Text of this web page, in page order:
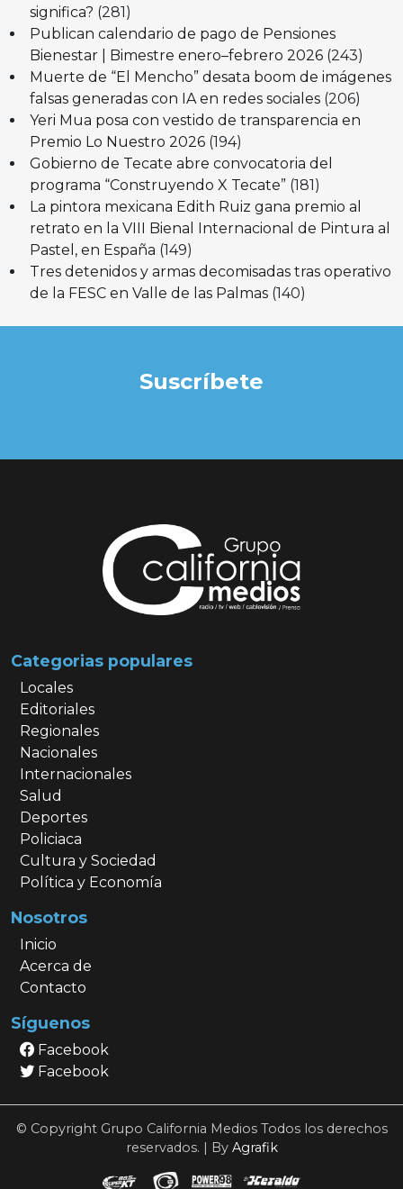
significa? (281)
Publican calendario de pago de Pensiones
Bienestar | Bimestre enero–febrero 2026 (243)
Muerte de “El Mencho” desata boom de imágenes
falsas generadas con IA en redes sociales (206)
Yeri Mua posa con vestido de transparencia en
Premio Lo Nuestro 2026 (194)
Gobierno de Tecate abre convocatoria del
programa “Construyendo X Tecate” (181)
La pintora mexicana Edith Ruiz gana premio al
retrato en la VIII Bienal Internacional de Pintura al
Pastel, en España (149)
Tres detenidos y armas decomisadas tras operativo
de la FESC en Valle de las Palmas (140)
Suscríbete
Categorias populares
Locales
Editoriales
Regionales
Nacionales
Internacionales
Salud
Deportes
Policiaca
Cultura y Sociedad
Política y Economía
Nosotros
Inicio
Acerca de
Contacto
Síguenos
Facebook
Facebook
© Copyright Grupo California Medios Todos los derechos
reservados. | By Agrafik